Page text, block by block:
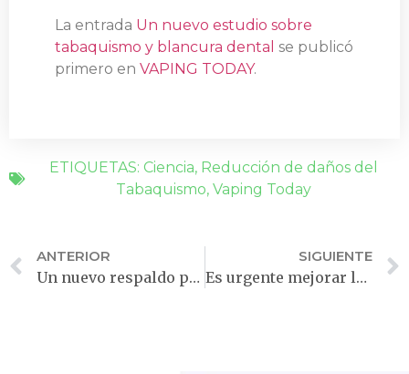
La entrada Un nuevo estudio sobre
tabaquismo y blancura dental se publicó
primero en VAPING TODAY.
ETIQUETAS: Ciencia, Reducción de daños del
Tabaquismo, Vaping Today
ANTERIOR
Un nuevo respaldo para los vapeadores mexicanos
SIGUIENTE
Es urgente mejorar la investigación sobre el vapeo